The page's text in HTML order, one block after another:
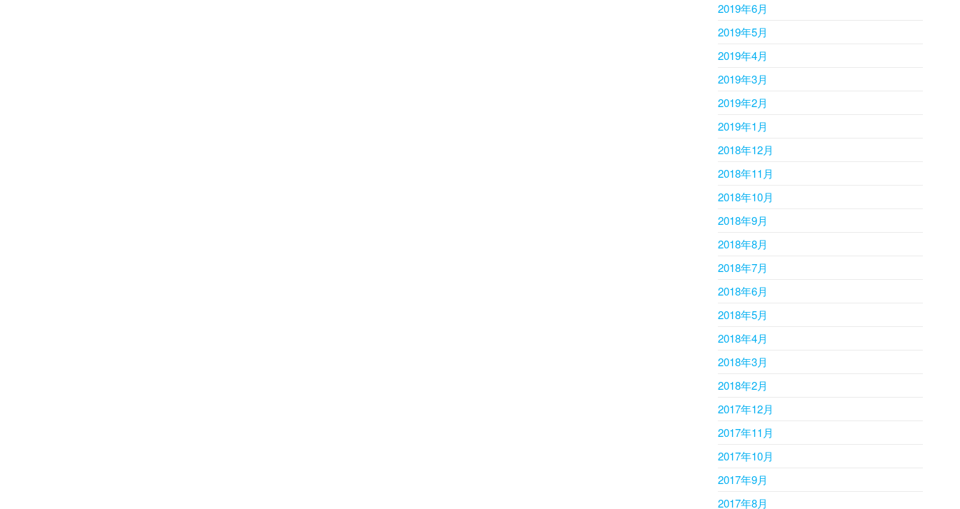
2019年6月
2019年5月
2019年4月
2019年3月
2019年2月
2019年1月
2018年12月
2018年11月
2018年10月
2018年9月
2018年8月
2018年7月
2018年6月
2018年5月
2018年4月
2018年3月
2018年2月
2017年12月
2017年11月
2017年10月
2017年9月
2017年8月